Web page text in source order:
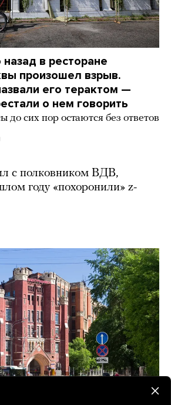
в ресторане
произошел взрыв.
его терактом —
о нем говорить
до сих пор остаются без ответов
с полковником ВДВ,
году «похоронили» z-